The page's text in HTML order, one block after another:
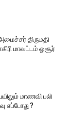
திருமதி
மாவட்டம் ஓசூர்
மாணவி பலி
எப்போது?